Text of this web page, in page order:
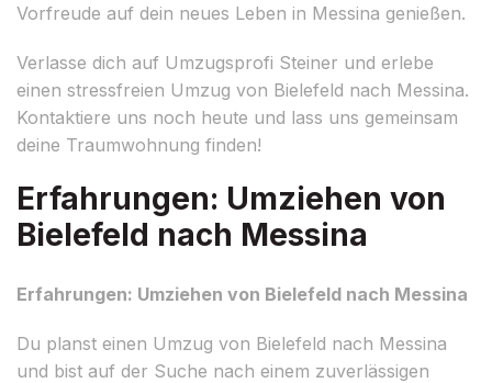
Vorfreude auf dein neues Leben in Messina genießen.
Verlasse dich auf Umzugsprofi Steiner und erlebe
einen stressfreien Umzug von Bielefeld nach Messina.
Kontaktiere uns noch heute und lass uns gemeinsam
deine Traumwohnung finden!
Erfahrungen: Umziehen von
Bielefeld nach Messina
Erfahrungen: Umziehen von Bielefeld nach Messina
Du planst einen Umzug von Bielefeld nach Messina
und bist auf der Suche nach einem zuverlässigen